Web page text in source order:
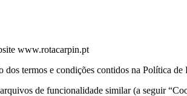
www.rotacarpin.pt
dos termos e condições contidos na Política de
de funcionalidade similar (a seguir